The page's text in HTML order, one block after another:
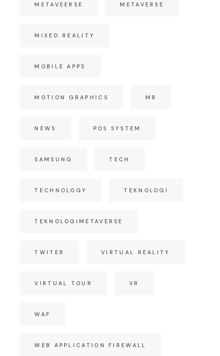
METAVEERSE METAVERSE
MIXED REALITY
MOBILE APPS
MOTION GRAPHICS MR
NEWS POS SYSTEM
SAMSUNG TECH
TECHNOLOGY TEKNOLOGI
TEKNOLOGIMETAVERSE
TWITER VIRTUAL REALITY
VIRTUAL TOUR VR
WAF
WEB APPLICATION FIREWALL